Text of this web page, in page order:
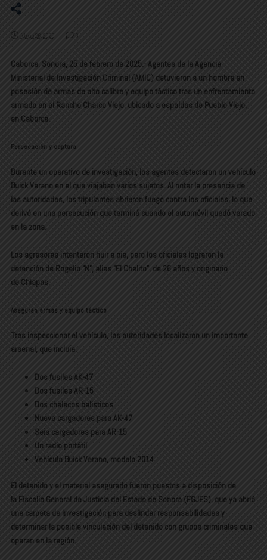
febrero 26, 2025 0
Caborca, Sonora, 25 de febrero de 2025.- Agentes de la Agencia
Ministerial de Investigación Criminal (AMIC) detuvieron a un hombre en
posesión de armas de alto calibre y equipo táctico tras un enfrentamiento
armado en el Rancho Charco Viejo, ubicado a espaldas de Pueblo Viejo,
en Caborca.
Persecución y captura
Durante un operativo de investigación, los agentes detectaron un vehículo
Buick Verano en el que viajaban varios sujetos. Al notar la presencia de
las autoridades, los tripulantes abrieron fuego contra los oficiales, lo que
derivó en una persecución que terminó cuando el automóvil quedó varado
en la zona.
Los agresores intentaron huir a pie, pero los oficiales lograron la
detención de Rogelio “N”, alias “El Chalito”, de 26 años y originario
de Chiapas.
Aseguran armas y equipo táctico
Tras inspeccionar el vehículo, las autoridades localizaron un importante
arsenal, que incluía:
Dos fusiles AK-47
Dos fusiles AR-15
Dos chalecos balísticos
Nueve cargadores para AK-47
Seis cargadores para AR-15
Un radio portátil
Vehículo Buick Verano, modelo 2014
El detenido y el material asegurado fueron puestos a disposición de
la Fiscalía General de Justicia del Estado de Sonora (FGJES), que ya abrió
una carpeta de investigación para deslindar responsabilidades y
determinar la posible vinculación del detenido con grupos criminales que
operan en la región.